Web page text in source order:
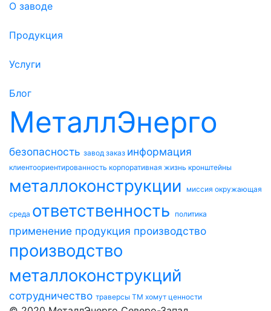
О заводе
Продукция
Услуги
Блог
МеталлЭнерго
безопасность завод заказ информация
клиентоориентированность корпоративная жизнь кронштейны
металлоконструкции миссия окружающая
среда ответственность политика
применение продукция производство
производство
металлоконструкций
сотрудничество траверсы ТМ хомут ценности